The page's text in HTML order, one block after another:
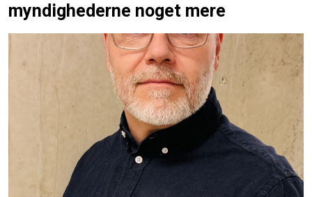
myndighederne noget mere